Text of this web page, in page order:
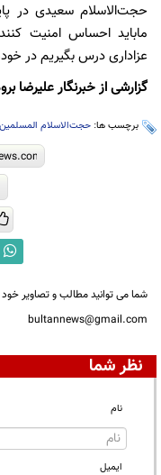
حجت‌الاسلام سعیدی در
ماباید احساس امنیت
عزاداری درس بگیریم در
گزارشی از خبرنگار علیرضا
برچسب ها: حجت‌الاسلام
شما می توانید مطالب و تصاویر خود
bultannews@gmail.com
نظر شما
نام
ایمیل